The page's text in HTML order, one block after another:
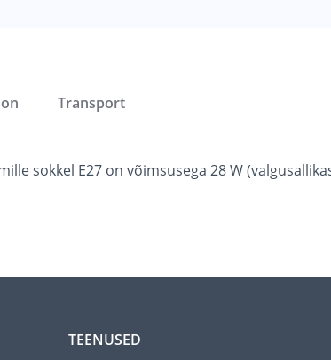
sokkel E27 on võimsusega 28 W
Transport
TEENUSED